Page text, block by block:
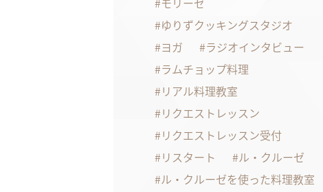
ゆりずクッキングスタジオ
ヨガ
ラジオインタビュー
ラムチョップ料理
リアル料理教室
リクエストレッスン
リクエストレッスン受付
リスタート
ル・クルーゼ
ル・クルーゼを使った料理教室